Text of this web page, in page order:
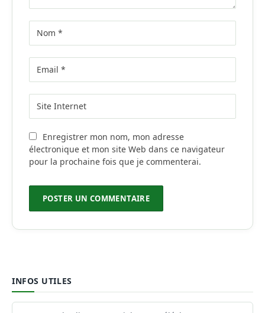
Enregistrer mon nom, mon adresse
électronique et mon site Web dans ce navigateur
pour la prochaine fois que je commenterai.
INFOS UTILES